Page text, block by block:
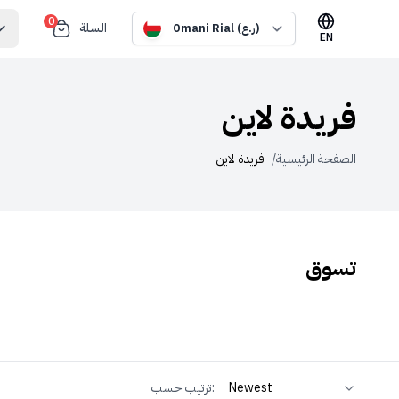
0 السلة Omani Rial (ر.ع)
EN
فريدة لاين
الصفحة الرئيسية/ فريدة لاين
تسوق
ترتيب حسب: